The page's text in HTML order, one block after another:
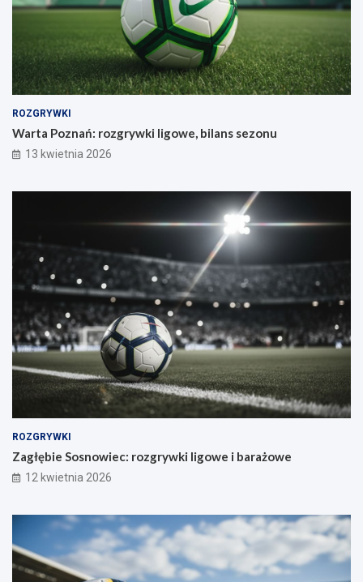
ROZGRYWKI
Warta Poznań: rozgrywki ligowe, bilans sezonu
13 kwietnia 2026
ROZGRYWKI
Zagłębie Sosnowiec: rozgrywki ligowe i barażowe
12 kwietnia 2026